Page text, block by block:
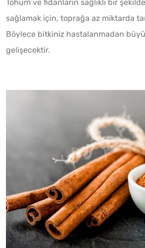
Tohum ve fidanların sağlıklı bir
sağlamak için, toprağa az miktarda
Böylece bitkiniz hastalanmadan
gelişecektir.